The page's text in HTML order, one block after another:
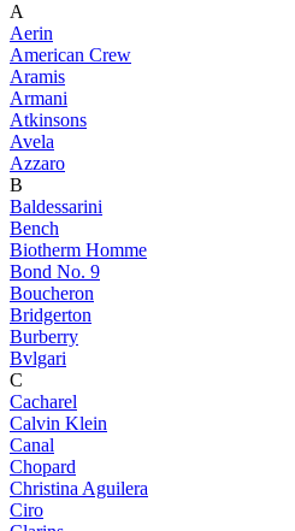
A
Aerin
American Crew
Aramis
Armani
Atkinsons
Avela
Azzaro
B
Baldessarini
Bench
Biotherm Homme
Bond No. 9
Boucheron
Bridgerton
Burberry
Bvlgari
C
Cacharel
Calvin Klein
Canal
Chopard
Christina Aguilera
Ciro